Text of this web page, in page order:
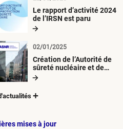
Le rapport d’activité 2024
de l’IRSN est paru
Création de l’Autorité de
sûreté nucléaire et de
radioprotection (ASNR)
02/01/2025
mises à jour